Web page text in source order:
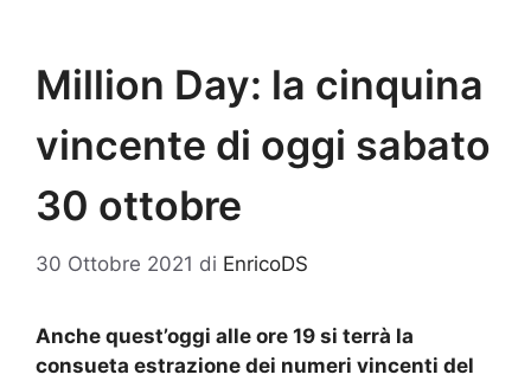
Million Day: la cinquina
vincente di oggi sabato
30 ottobre
30 Ottobre 2021 di EnricoDS
Anche quest’oggi alle ore 19 si terrà la
consueta estrazione dei numeri vincenti del